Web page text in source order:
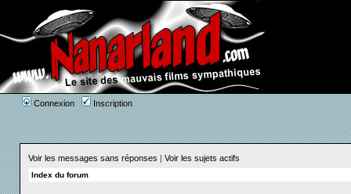
Connexion Inscription
Voir les messages sans réponses | Voir les sujets actifs
Index du forum